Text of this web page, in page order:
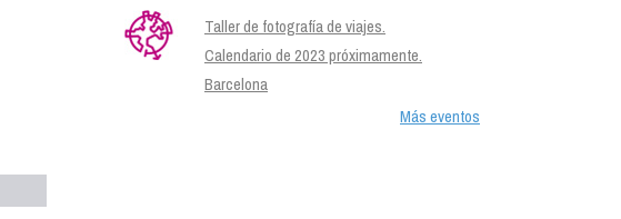
Taller de fotografía de viajes.
Calendario de 2023 próximamente.
Barcelona
Más eventos